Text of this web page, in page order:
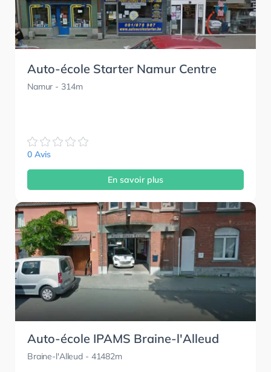
Auto-école Starter Namur Centre
Namur - 314m
0 Avis
En savoir plus
Auto-école IPAMS Braine-l'Alleud
Braine-l'Alleud - 41482m